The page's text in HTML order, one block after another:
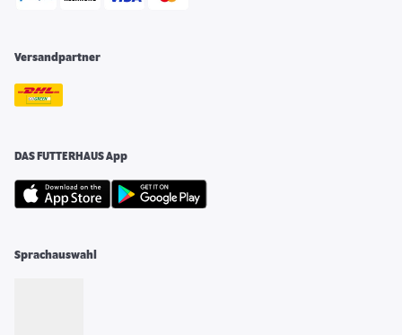
Versandpartner
DAS FUTTERHAUS App
Sprachauswahl